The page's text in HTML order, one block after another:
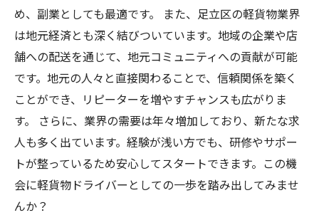
め、副業としても最適です。 また、足立区の軽貨物業界
は地元経済とも深く結びついています。地域の企業や店
舗への配送を通じて、地元コミュニティへの貢献が可能
です。地元の人々と直接関わることで、信頼関係を築く
ことができ、リピーターを増やすチャンスも広がりま
す。 さらに、業界の需要は年々増加しており、新たな求
人も多く出ています。経験が浅い方でも、研修やサポー
トが整っているため安心してスタートできます。この機
会に軽貨物ドライバーとしての一歩を踏み出してみませ
んか？